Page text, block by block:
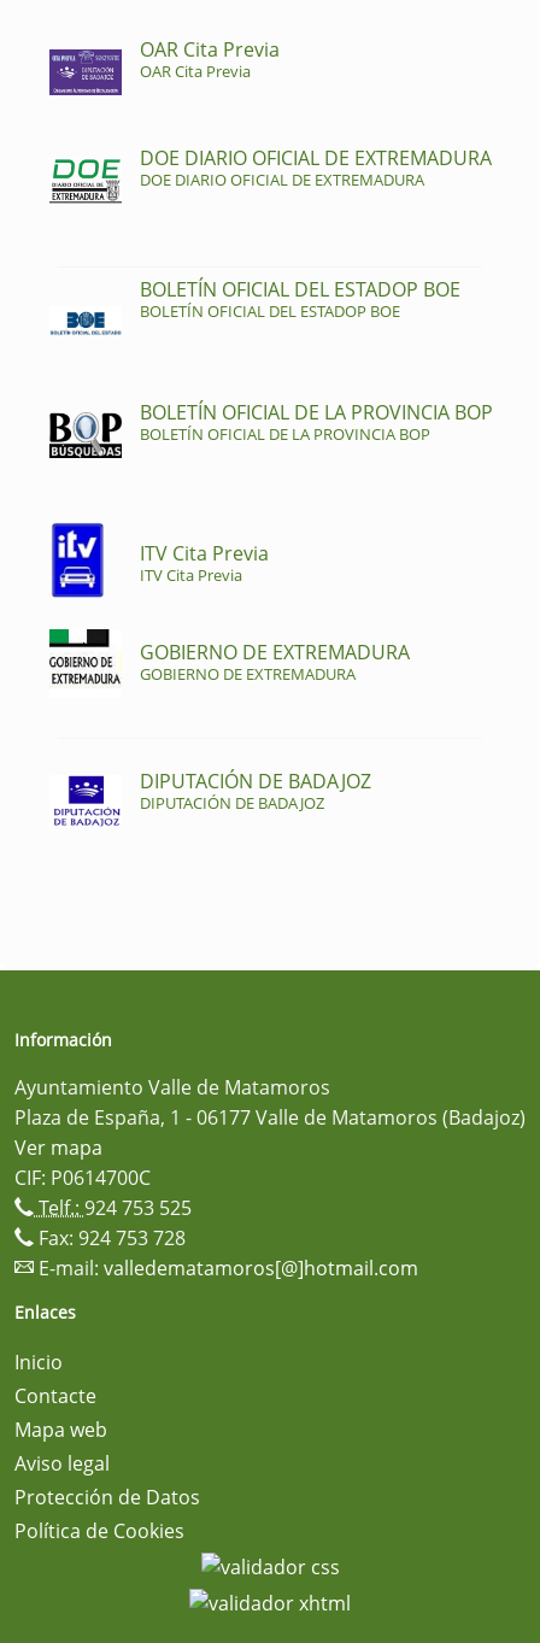
OAR Cita Previa
OAR Cita Previa
DOE DIARIO OFICIAL DE EXTREMADURA
DOE DIARIO OFICIAL DE EXTREMADURA
BOLETÍN OFICIAL DEL ESTADOP BOE
BOLETÍN OFICIAL DEL ESTADOP BOE
BOLETÍN OFICIAL DE LA PROVINCIA BOP
BOLETÍN OFICIAL DE LA PROVINCIA BOP
ITV Cita Previa
ITV Cita Previa
GOBIERNO DE EXTREMADURA
GOBIERNO DE EXTREMADURA
DIPUTACIÓN DE BADAJOZ
DIPUTACIÓN DE BADAJOZ
Información
Ayuntamiento Valle de Matamoros
Plaza de España, 1 - 06177 Valle de Matamoros (Badajoz)
Ver mapa
CIF: P0614700C
Telf.: 924 753 525
Fax: 924 753 728
E-mail: valledematamoros[@]hotmail.com
Enlaces
Inicio
Contacte
Mapa web
Aviso legal
Protección de Datos
Política de Cookies